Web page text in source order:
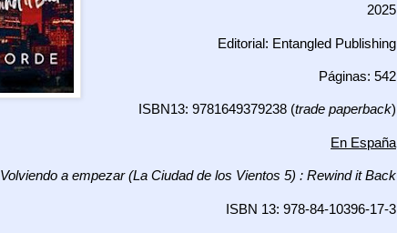
2025
Editorial: Entangled Publishing
Páginas: 542
ISBN13: 9781649379238 (trade paperback)
En España
Volviendo a empezar (La Ciudad de los Vientos 5) : Rewind it Back
ISBN 13: 978-84-10396-17-3